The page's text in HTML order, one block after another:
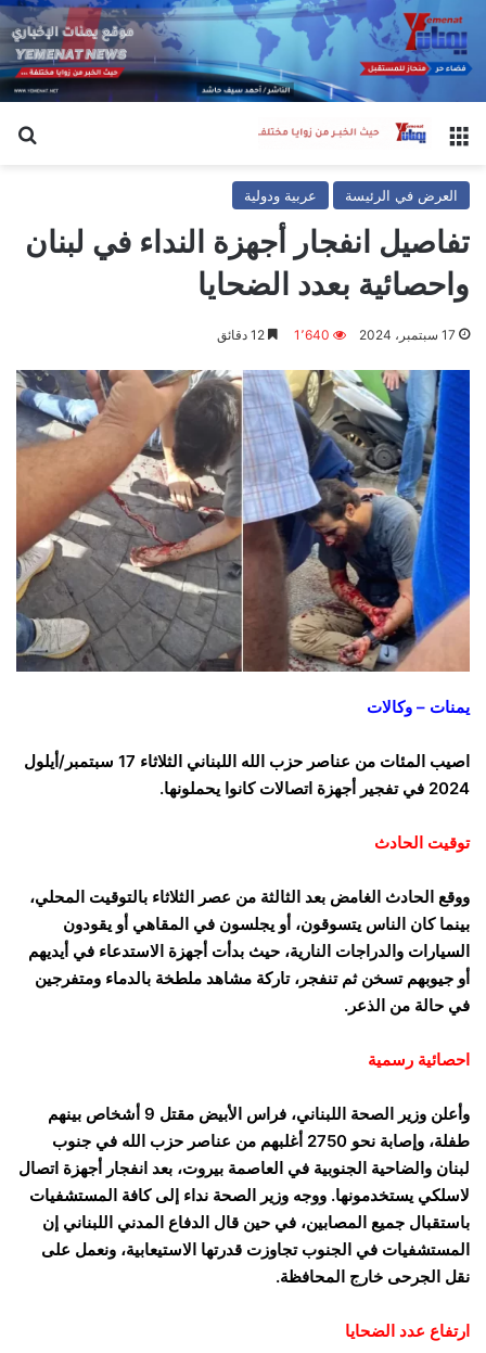
القائمة
العرض في الرئيسة عربية ودولية
تفاصيل انفجار أجهزة النداء في لبنان
واحصائية بعدد الضحايا
17 سبتمبر، 2024 1٬640
يمنات – وكالات
اصيب المئات من عناصر حزب الله اللبناني الثلاثاء 17 سبتمبر/أيلول
2024 في تفجير أجهزة اتصالات كانوا يحملونها.
توقيت الحادث
ووقع الحادث الغامض بعد الثالثة من عصر الثلاثاء بالتوقيت المحلي،
بينما كان الناس يتسوقون، أو يجلسون في المقاهي أو يقودون
السيارات والدراجات النارية، حيث بدأت أجهزة الاستدعاء في أيديهم
أو جيوبهم تسخن ثم تنفجر، تاركة مشاهد ملطخة بالدماء ومتفرجين
في حالة من الذعر.
احصائية رسمية
وأعلن وزير الصحة اللبناني، فراس الأبيض مقتل 9 أشخاص بينهم
طفلة، وإصابة نحو 2750 أغلبهم من عناصر حزب الله في جنوب
لبنان والضاحية الجنوبية في العاصمة بيروت، بعد انفجار أجهزة اتصال
لاسلكي يستخدمونها. ووجه وزير الصحة نداء إلى كافة المستشفيات
باستقبال جميع المصابين، في حين قال الدفاع المدني اللبناني إن
المستشفيات في الجنوب تجاوزت قدرتها الاستيعابية، ونعمل على
نقل الجرحى خارج المحافظة.
ارتفاع عدد الضحايا